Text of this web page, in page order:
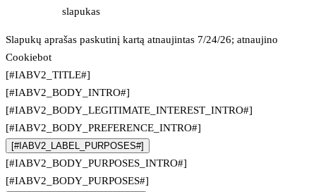
slapukas
Slapukų aprašas paskutinį kartą atnaujintas 7/24/26; atnaujino
Cookiebot
[#IABV2_TITLE#]
[#IABV2_BODY_INTRO#]
[#IABV2_BODY_LEGITIMATE_INTEREST_INTRO#]
[#IABV2_BODY_PREFERENCE_INTRO#]
[#IABV2_LABEL_PURPOSES#]
[#IABV2_BODY_PURPOSES_INTRO#]
[#IABV2_BODY_PURPOSES#]